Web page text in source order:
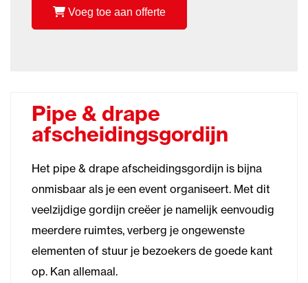
Voeg toe aan offerte
Pipe & drape
afscheidingsgordijn
Het pipe & drape afscheidingsgordijn is bijna
onmisbaar als je een event organiseert. Met dit
veelzijdige gordijn creëer je namelijk eenvoudig
meerdere ruimtes, verberg je ongewenste
elementen of stuur je bezoekers de goede kant
op. Kan allemaal.